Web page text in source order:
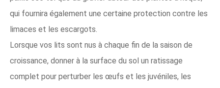
qui fournira également une certaine protection contre les
limaces et les escargots.
Lorsque vos lits sont nus à chaque fin de la saison de
croissance, donner à la surface du sol un ratissage
complet pour perturber les œufs et les juvéniles, les